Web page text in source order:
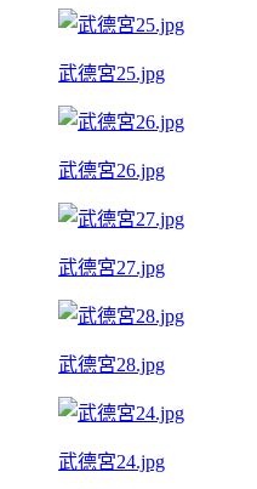
武德宮25.jpg
武德宮26.jpg
武德宮27.jpg
武德宮28.jpg
武德宮24.jpg